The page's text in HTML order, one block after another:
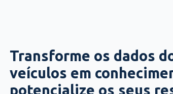
Transforme os dados
veículos em
potencialize os seus